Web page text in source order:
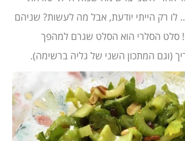
.. לו רק הייתי יודעת, אבל מה לעשות? שניהם
סלט הסלרי הוא הסלט שגרם למהפך
(וגם המתכון השני של גליה ברשימה).